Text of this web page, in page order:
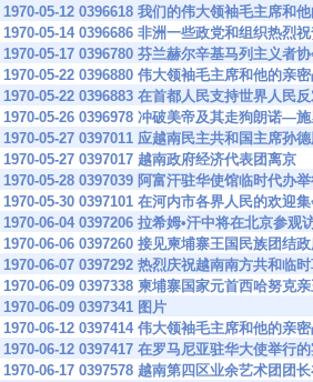
1970-05-12 0396618 我们的伟大领袖毛主席和
1970-05-14 0396686 非洲一些政党和组织热烈
1970-05-17 0396780 芬兰赫尔辛基马列主义者
1970-05-22 0396880 伟大领袖毛主席和他的
1970-05-22 0396883 在首都人民支持世界人民
1970-05-26 0396978 冲破美帝及其走狗朗诺—
1970-05-27 0397011 应越南民主共和国主席孙
1970-05-27 0397017 越南政府经济代表团离京
1970-05-28 0397039 阿富汗驻华使馆临时代办
1970-05-30 0397101 在河内市各界人民的欢迎
1970-06-04 0397206 拉希姆•汗中将在北京参
1970-06-06 0397260 接见柬埔寨王国民族团结
1970-06-07 0397292 热烈庆祝越南南方共和临
1970-06-09 0397338 柬埔寨国家元首西哈努克
1970-06-09 0397341 图片
1970-06-12 0397414 伟大领袖毛主席和他的亲
1970-06-12 0397417 在罗马尼亚驻华大使举行
1970-06-17 0397578 越南第四区业余艺术团团